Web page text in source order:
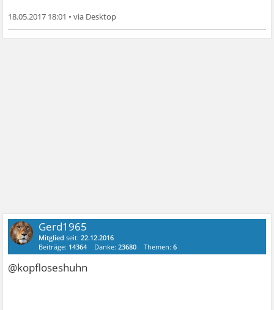
18.05.2017 18:01 •
Gerd1965
Mitglied seit:22.12.2016
Beiträge: 14364 Danke:23680 Themen:6
@kopfloseshuhn